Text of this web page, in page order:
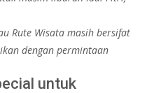
Rute Wisata masih bersifat
dengan permintaan
untuk